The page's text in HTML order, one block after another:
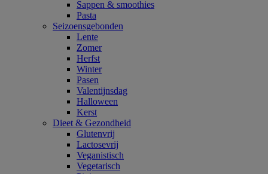
Sappen & smoothies
Pasta
Seizoensgebonden
Lente
Zomer
Herfst
Winter
Pasen
Valentijnsdag
Halloween
Kerst
Dieet & Gezondheid
Glutenvrij
Lactosevrij
Veganistisch
Vegetarisch